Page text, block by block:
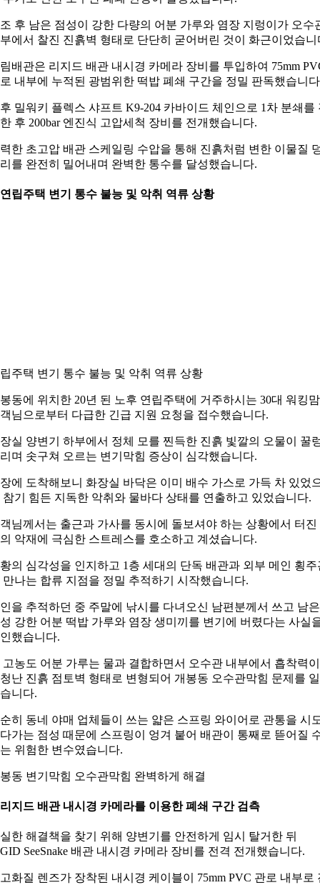
후 남은 점성이 강한 다량의 어분 가루와 염장 지렁이가 오수
에서 찰진 진흙벽 형태로 단단히 굳어버린 것이 화근이었습니
배관은 리지드 배관 내시경 카메라 장비를 투입하여 75mm
내부에 누적된 광범위한 떡밥 폐쇄 구간을 정밀 판독했습니
밀워키 플렉스 샤프트 K9-204 카바이드 체인으로 1차 분쇄를
후 200bar 엔진식 고압세척 장비를 전개했습니다.
한 초고압 배관 스케일링 수압을 통해 진흙처럼 변한 이물질
를 완전히 밀어내며 완벽한 통수를 달성했습니다.
립주택 변기 통수 불능 및 악취 역류 상황
주택 변기 통수 불능 및 악취 역류 상황
동에 위치한 20년 된 노후 연립주택에 거주하시는 30대 워킹맘
님으로부터 다급한 긴급 지원 요청을 접수했습니다.
실 양변기 하부에서 정체 모를 찐득한 진흙 빛깔의 오물이 꿀
며 솟구쳐 오르는 변기막힘 증상이 심각했습니다.
에 도착해보니 화장실 바닥은 이미 배수 가스로 가득 차 있었
참기 힘든 지독한 악취와 물바다 상태를 연출하고 있었습니다.
님께서는 출근과 가사를 동시에 돌보셔야 하는 상황에서 터진
악재에 극심한 스트레스를 호소하고 계셨습니다.
의 심각성을 인지하고 1층 세대의 단독 배관과 외부 메인 횡주
만나는 합류 지점을 정밀 추적하기 시작했습니다.
을 추적하던 중 주말에 낚시를 다녀오신 남편분께서 쓰고 남은
강한 어분 떡밥 가루와 염장 생미끼를 변기에 버렸다는 사실
했습니다.
고농도 어분 가루는 물과 결합하면서 오수관 내부에서 흡착력이
난 진흙 점토벽 형태로 변형되어 개봉동 오수관막힘 문제를
니다.
히 동네 야매 업체들이 쓰는 얇은 스프링 와이어로 관통을 시
가는 점성 때문에 스프링이 엉겨 붙어 배관이 통째로 뜯어질
위험한 변수였습니다.
동 변기막힘 오수관막힘 완벽하게 해결
지드 배관 내시경 카메라를 이용한 폐쇄 구간 검측
한 해결책을 찾기 위해 양변기를 안전하게 임시 탈거한 뒤
SeeSnake 배관 내시경 카메라 장비를 전격 전개했습니다.
화질 렌즈가 장착된 내시경 케이블이 75mm PVC 관로 내부로